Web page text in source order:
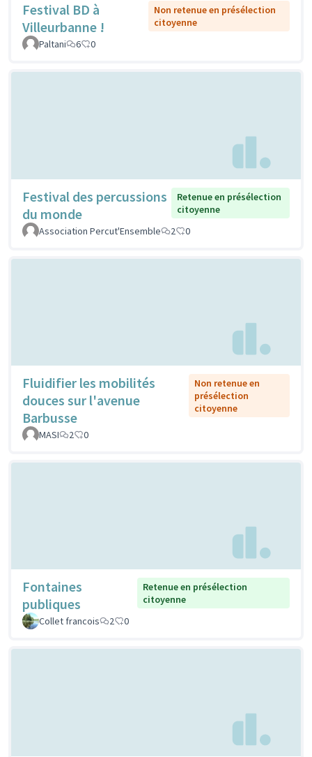
Festival BD à
Villeurbanne !
Non retenue en présélection
citoyenne
Paltani
6 0
Festival des percussions
du monde
Retenue en présélection
citoyenne
Association Percut'Ensemble
2 0
Fluidifier les mobilités
douces sur l'avenue
Barbusse
Non retenue en
présélection
citoyenne
MASI 2 0
Fontaines
publiques
Retenue en présélection
citoyenne
Collet francois
2 0